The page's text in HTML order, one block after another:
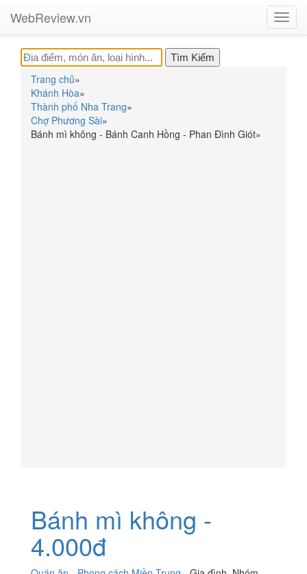
WebReview.vn
Trang chủ»
Khánh Hòa»
Thành phố Nha Trang»
Chợ Phương Sài»
Bánh mì không - Bánh Canh Hồng - Phan Đình Giót»
Bánh mì không -
4.000đ